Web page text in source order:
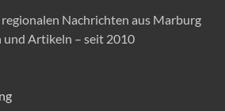
Nachrichten aus Marburg
und Artikeln – seit 2010